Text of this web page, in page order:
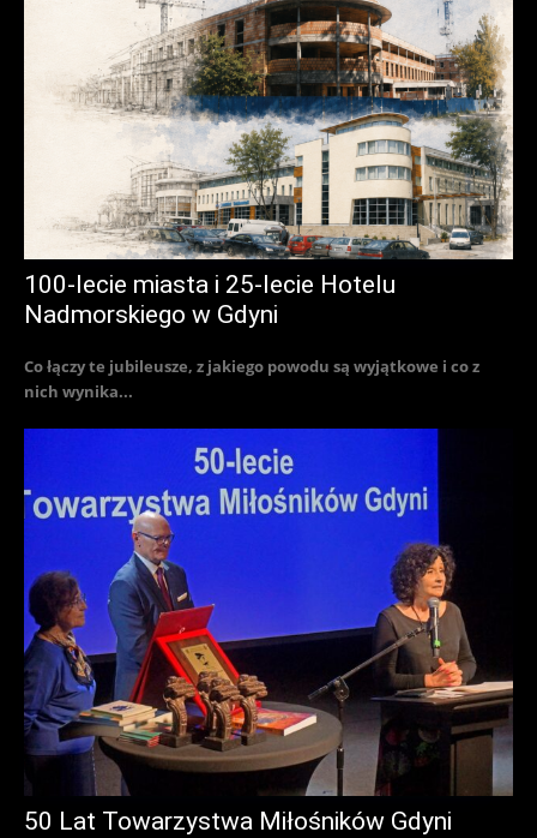
100-lecie miasta i 25-lecie Hotelu
Nadmorskiego w Gdyni
Co łączy te jubileusze, z jakiego powodu są wyjątkowe i co z
nich wynika...
50 Lat Towarzystwa Miłośników Gdyni